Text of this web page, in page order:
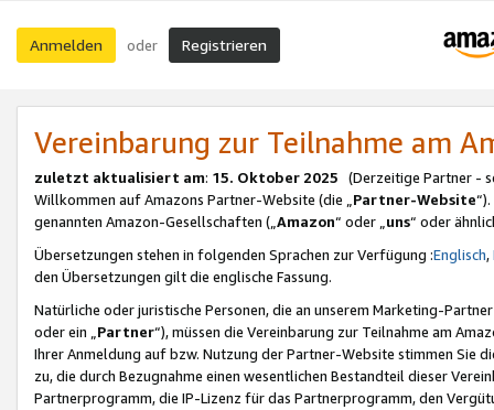
Anmelden oder Registrieren
Vereinbarung zur Teilnahme am
zuletzt aktualisiert am: 15. Oktober 2025 (Derzeitige Partner -
Willkommen auf Amazons Partner-Website (die „Partner-Website
genannten Amazon-Gesellschaften („Amazon“ oder „uns“ oder
Übersetzungen stehen in folgenden Sprachen zur Verfügung :Englisch,
den Übersetzungen gilt die englische Fassung.
Natürliche oder juristische Personen, die an unserem Marketing-
oder ein „Partner“), müssen die Vereinbarung zur Teilnahme am
Ihrer Anmeldung auf bzw. Nutzung der Partner-Website stimmen Sie
zu, die durch Bezugnahme einen wesentlichen Bestandteil dieser
Partnerprogramm, die IP-Lizenz für das Partnerprogramm, den